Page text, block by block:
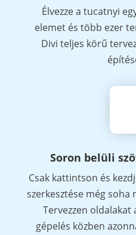
Élvezze a tucatnyi
elemet és több ezer
Divi teljes körű
Soron belüli
Csak kattintson és
szerkesztése még soha
Tervezzen oldalakat
gépelés közben